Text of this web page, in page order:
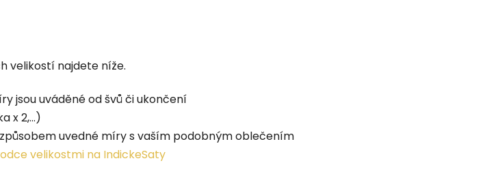
velikostí najdete níže.
jsou uváděné od švů či ukončení
x 2,...)
uvedné míry s vaším podobným oblečením
velikostmi na IndickeSaty